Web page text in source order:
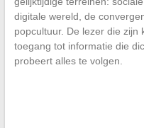
digitale wereld, de
popcultuur. De lezer die zijn
toegang tot informatie die
probeert alles te volgen.